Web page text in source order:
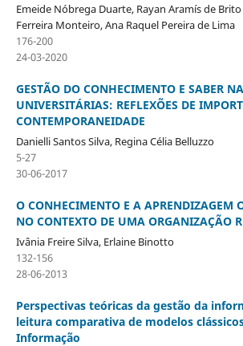
Emeide Nóbrega Duarte, Rayan Aramís de
Ferreira Monteiro, Ana Raquel Pereira de Lima
176-200
24-03-2020
GESTÃO DO CONHECIMENTO E SABER
UNIVERSITÁRIAS: REFLEXÕES DE
CONTEMPORANEIDADE
Danielli Santos Silva, Regina Célia Belluzzo
5-27
30-06-2017
O CONHECIMENTO E A APRENDIZAGEM
NO CONTEXTO DE UMA ORGANIZAÇÃO
Ivânia Freire Silva, Erlaine Binotto
132-156
28-06-2013
Perspectivas teóricas da gestão da
leitura comparativa de modelos
Informação